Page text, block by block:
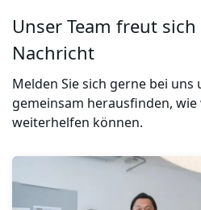
Unser Team freut
Nachricht
Melden Sie sich gerne bei uns
gemeinsam herausfinden,
weiterhelfen können.